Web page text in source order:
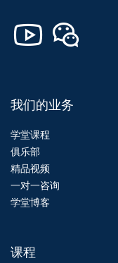
我们的业务
学堂课程
俱乐部
精品视频
一对一咨询
学堂博客
课程